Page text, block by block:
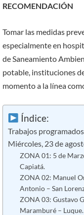
RECOMENDACIÓN
Tomar las medidas
especialmente en
de Saneamiento
potable, instituciones
momento a la línea
Índice:
Trabajos
Miércoles, 23 de
ZONA 01: 5 de
Capiatá.
ZONA 02: Manuel
Antonio – San
ZONA 03: Gustavo
Maramburé – Luque.